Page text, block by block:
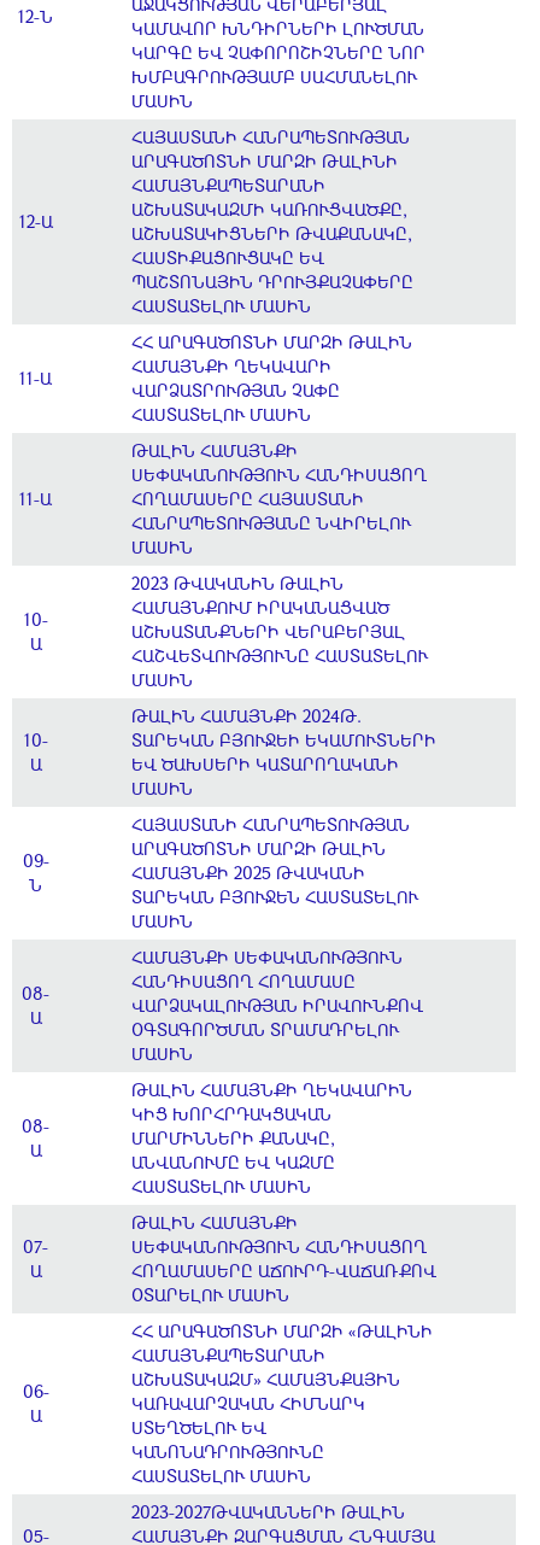
12-Ն
ԿԱՄԱՎՈՐ ԽՆԴԻՐՆԵՐԻ ԼՈՒԾՄԱՆ
ԿԱՐԳԸ ԵՎ ՉԱՓՈՐՈՇԻՉՆԵՐԸ ՆՈՐ
ԽՄԲԱԳՐՈՒԹՅԱՄԲ ՍԱՀՄԱՆԵԼՈՒ
ՄԱՍԻՆ
12-Ա
ՀԱՅԱՍՏԱՆԻ ՀԱՆՐԱՊԵՏՈՒԹՅԱՆ
ԱՐԱԳԱԾՈՏՆԻ ՄԱՐԶԻ ԹԱԼԻՆԻ
ՀԱՄԱՅՆՔԱՊԵՏԱՐԱՆԻ
ԱՇԽԱՏԱԿԱԶՄԻ ԿԱՌՈՒՑՎԱԾՔԸ,
ԱՇԽԱՏԱԿԻՑՆԵՐԻ ԹՎԱՔԱՆԱԿԸ,
ՀԱՍՏԻՔԱՑՈՒՑԱԿԸ ԵՎ
ՊԱՇՏՈՆԱՅԻՆ ԴՐՈՒՅՔԱՉԱՓԵՐԸ
ՀԱՍՏԱՏԵԼՈՒ ՄԱՍԻՆ
11-Ա
ՀՀ ԱՐԱԳԱԾՈՏՆԻ ՄԱՐԶԻ ԹԱԼԻՆ
ՀԱՄԱՅՆՔԻ ՂԵԿԱՎԱՐԻ
ՎԱՐՁԱՏՐՈՒԹՅԱՆ ՉԱՓԸ
ՀԱՍՏԱՏԵԼՈՒ ՄԱՍԻՆ
11-Ա
ԹԱԼԻՆ ՀԱՄԱՅՆՔԻ
ՍԵՓԱԿԱՆՈՒԹՅՈՒՆ ՀԱՆԴԻՍԱՑՈՂ
ՀՈՂԱՄԱՍԵՐԸ ՀԱՅԱՍՏԱՆԻ
ՀԱՆՐԱՊԵՏՈՒԹՅԱՆԸ ՆՎԻՐԵԼՈՒ
ՄԱՍԻՆ
10-
Ա
2023 ԹՎԱԿԱՆԻՆ ԹԱԼԻՆ
ՀԱՄԱՅՆՔՈՒՄ ԻՐԱԿԱՆԱՑՎԱԾ
ԱՇԽԱՏԱՆՔՆԵՐԻ ՎԵՐԱԲԵՐՅԱԼ
ՀԱՇՎԵՏՎՈՒԹՅՈՒՆԸ ՀԱՍՏԱՏԵԼՈՒ
ՄԱՍԻՆ
10-
Ա
ԹԱԼԻՆ ՀԱՄԱՅՆՔԻ 2024Թ.
ՏԱՐԵԿԱՆ ԲՅՈՒՋԵԻ ԵԿԱՄՈՒՏՆԵՐԻ
ԵՎ ԾԱԽՍԵՐԻ ԿԱՏԱՐՈՂԱԿԱՆԻ
ՄԱՍԻՆ
09-
Ն
ՀԱՅԱՍՏԱՆԻ ՀԱՆՐԱՊԵՏՈՒԹՅԱՆ
ԱՐԱԳԱԾՈՏՆԻ ՄԱՐԶԻ ԹԱԼԻՆ
ՀԱՄԱՅՆՔԻ 2025 ԹՎԱԿԱՆԻ
ՏԱՐԵԿԱՆ ԲՅՈՒՋԵՆ ՀԱՍՏԱՏԵԼՈՒ
ՄԱՍԻՆ
08-
Ա
ՀԱՄԱՅՆՔԻ ՍԵՓԱԿԱՆՈՒԹՅՈՒՆ
ՀԱՆԴԻՍԱՑՈՂ ՀՈՂԱՄԱՍԸ
ՎԱՐՁԱԿԱԼՈՒԹՅԱՆ ԻՐԱՎՈՒՆՔՈՎ
ՕԳՏԱԳՈՐԾՄԱՆ ՏՐԱՄԱԴՐԵԼՈՒ
ՄԱՍԻՆ
08-
Ա
ԹԱԼԻՆ ՀԱՄԱՅՆՔԻ ՂԵԿԱՎԱՐԻՆ
ԿԻՑ ԽՈՐՀՐԴԱԿՑԱԿԱՆ
ՄԱՐՄԻՆՆԵՐԻ ՔԱՆԱԿԸ,
ԱՆՎԱՆՈՒՄԸ ԵՎ ԿԱԶՄԸ
ՀԱՍՏԱՏԵԼՈՒ ՄԱՍԻՆ
07-
Ա
ԹԱԼԻՆ ՀԱՄԱՅՆՔԻ
ՍԵՓԱԿԱՆՈՒԹՅՈՒՆ ՀԱՆԴԻՍԱՑՈՂ
ՀՈՂԱՄԱՍԵՐԸ ԱՃՈՒՐԴ-ՎԱՃԱՌՔՈՎ
ՕՏԱՐԵԼՈՒ ՄԱՍԻՆ
06-
Ա
ՀՀ ԱՐԱԳԱԾՈՏՆԻ ՄԱՐԶԻ «ԹԱԼԻՆԻ
ՀԱՄԱՅՆՔԱՊԵՏԱՐԱՆԻ
ԱՇԽԱՏԱԿԱԶՄ» ՀԱՄԱՅՆՔԱՅԻՆ
ԿԱՌԱՎԱՐՉԱԿԱՆ ՀԻՄՆԱՐԿ
ՍՏԵՂԾԵԼՈՒ ԵՎ
ԿԱՆՈՆԱԴՐՈՒԹՅՈՒՆԸ
ՀԱՍՏԱՏԵԼՈՒ ՄԱՍԻՆ
05-
2023-2027ԹՎԱԿԱՆՆԵՐԻ ԹԱԼԻՆ
ՀԱՄԱՅՆՔԻ ԶԱՐԳԱՑՄԱՆ ՀՆԳԱՄՅԱ